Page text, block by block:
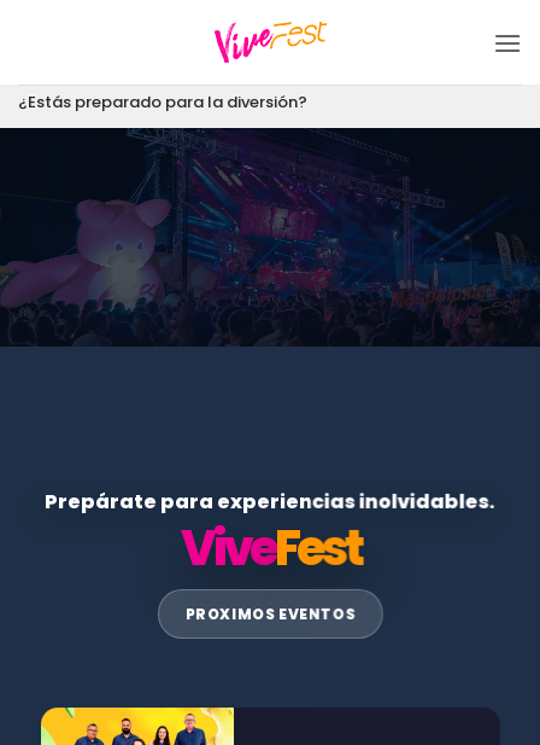
¿Estás preparado para la diversión?
Prepárate para experiencias inolvidables.
ViveFest
PROXIMOS EVENTOS